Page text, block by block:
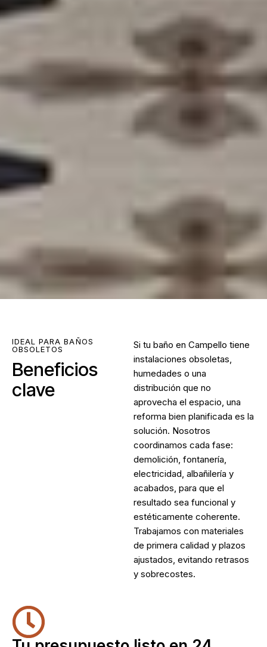
IDEAL PARA BAÑOS
OBSOLETOS
Beneficios
clave
Si tu baño en Campello tiene
instalaciones obsoletas,
humedades o una
distribución que no
aprovecha el espacio, una
reforma bien planificada es la
solución. Nosotros
coordinamos cada fase:
demolición, fontanería,
electricidad, albañilería y
acabados, para que el
resultado sea funcional y
estéticamente coherente.
Trabajamos con materiales
de primera calidad y plazos
ajustados, evitando retrasos
y sobrecostes.